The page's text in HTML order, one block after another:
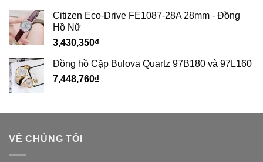
Citizen Eco-Drive FE1087-28A 28mm - Đồng
Hồ Nữ
3,430,350₫
Đồng hồ Cặp Bulova Quartz 97B180 và 97L160
7,448,760₫
VỀ CHÚNG TÔI